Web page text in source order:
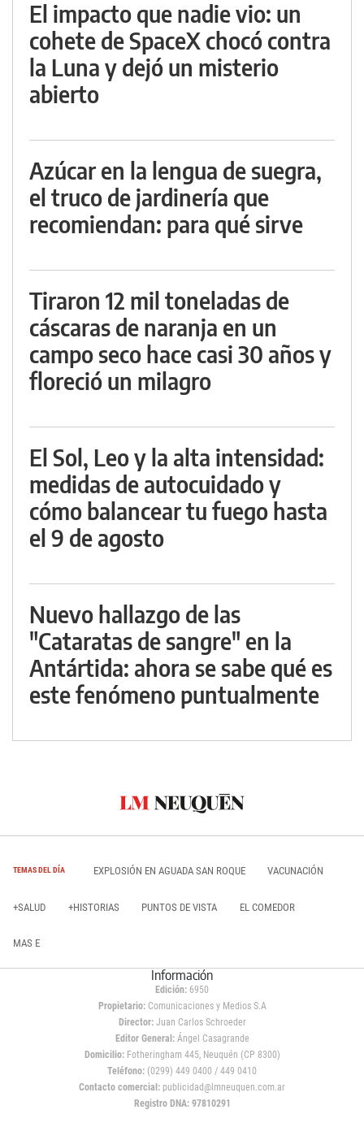
El impacto que nadie vio: un
cohete de SpaceX chocó contra
la Luna y dejó un misterio
abierto
Azúcar en la lengua de suegra,
el truco de jardinería que
recomiendan: para qué sirve
Tiraron 12 mil toneladas de
cáscaras de naranja en un
campo seco hace casi 30 años y
floreció un milagro
El Sol, Leo y la alta intensidad:
medidas de autocuidado y
cómo balancear tu fuego hasta
el 9 de agosto
Nuevo hallazgo de las
"Cataratas de sangre" en la
Antártida: ahora se sabe qué es
este fenómeno puntualmente
TEMAS DEL DÍA EXPLOSIÓN EN AGUADA SAN ROQUE VACUNACIÓN
+SALUD +HISTORIAS PUNTOS DE VISTA EL COMEDOR
MAS E
Información
Edición: 6950
Propietario:Comunicaciones y Medios S.A
Director: Juan Carlos Schroeder
Editor General:Ángel Casagrande
Domicilio:Fotheringham 445, Neuquén (CP 8300)
Teléfono: (0299) 449 0400 / 449 0410
Contacto comercial: publicidad@lmneuquen.com.ar
Registro DNA: 97810291